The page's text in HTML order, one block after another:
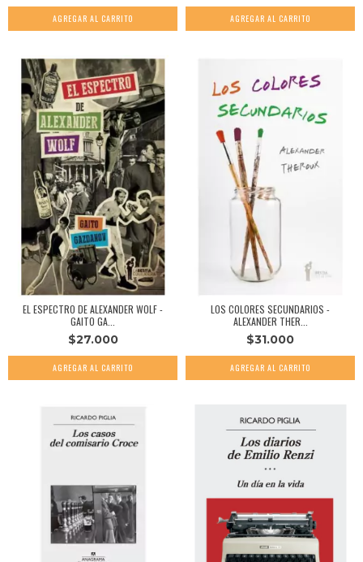
EL ESPECTRO DE ALEXANDER WOLF -
GAITO GA...
$27.000
LOS COLORES SECUNDARIOS -
ALEXANDER THER...
$31.000